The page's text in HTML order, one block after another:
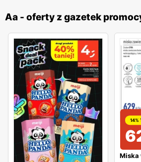
Aa - oferty z gazetek
14%
Miska